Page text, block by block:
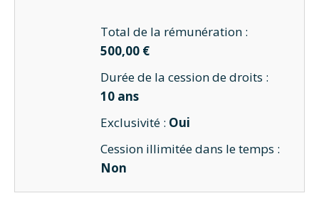
Total de la rémunération :
500,00 €
Durée de la cession de droits :
10 ans
Exclusivité : Oui
Cession illimitée dans le temps :
Non